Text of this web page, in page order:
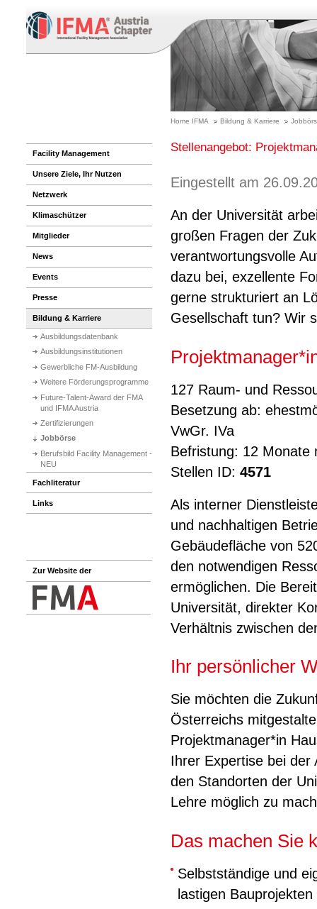
Home IFMA Bildung & Karriere
Facility Management
Unsere Ziele, Ihr Nutzen
Netzwerk
Klimaschützer
Mitglieder
News
Events
Presse
Bildung & Karriere
Ausbildungsdatenbank
Ausbildungsinstitutionen
Gewerbliche FM-Ausbildung
Weitere Förderungsprogramme
Future-Talent-Award der FMA
und IFMA Austria
Zertifizierungen
Jobbörse
Berufsbild Facility Management -
NEU
Fachliteratur
Links
Zur Website der
Stellenangebot:
Eingestellt am
An der Universität
großen Fragen der
verantwortungsvolle
dazu bei, exzellente
gerne strukturiert an
Gesellschaft tun? Wir
127 Raum- und
Besetzung ab:
VwGr. IVa
Befristung: 12 Monate
Stellen ID: 4571
Als interner
und nachhaltigen
Gebäudefläche von
den notwendigen
ermöglichen. Die
Universität, direkter
Verhältnis zwischen
Ihr persönlicher
Sie möchten die
Österreichs
Projektmanager*in
Ihrer Expertise bei der
den Standorten der
Lehre möglich zu
Das machen Sie
Selbstständige und
lastigen